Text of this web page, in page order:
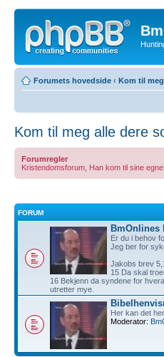
Forumets hovedside ‹ Kom til
Kom til meg alle dere
Forumregler
Kristendomsforum, Han kom til sine
FORUM
BmOnlines
Er du i behov
Jeg ber for
Jakobs brev
15 Da skal
16 Bekjenn da syndene for
utretter mye.
Her kan det
Moderator: